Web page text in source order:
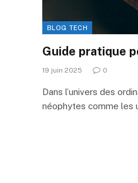
BLOG TECH
Guide pratique
19 juin 2025 0
Dans l’univers des
néophytes comme les